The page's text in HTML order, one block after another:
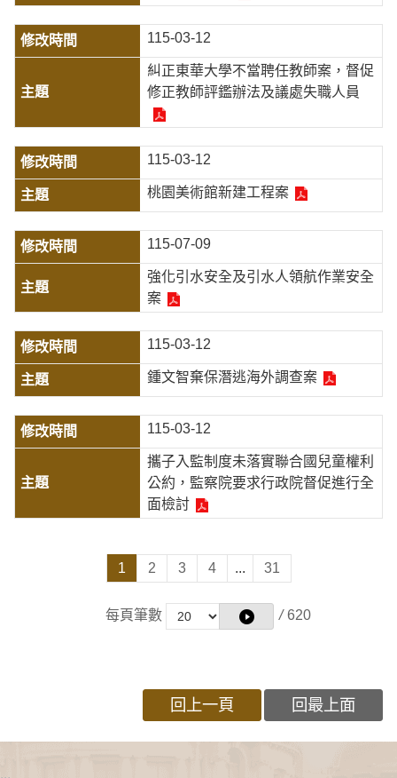
115-03-12
糾正東華大學不當聘任教師案，督促
修正教師評鑑辦法及議處失職人員
115-03-12
桃園美術館新建工程案
115-07-09
強化引水安全及引水人領航作業安全
案
115-03-12
鍾文智棄保潛逃海外調查案
115-03-12
攜子入監制度未落實聯合國兒童權利
公約，監察院要求行政院督促進行全
面檢討
1 2 3 4 ... 31
每頁筆數 / 620
回上一頁 回最上面